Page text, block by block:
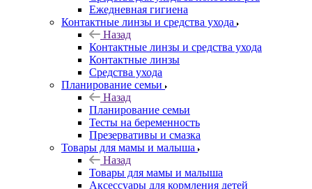
Ежедневная гигиена
Контактные линзы и средства ухода
Назад
Контактные линзы и средства ухода
Контактные линзы
Средства ухода
Планирование семьи
Назад
Планирование семьи
Тесты на беременность
Презервативы и смазка
Товары для мамы и малыша
Назад
Товары для мамы и малыша
Аксессуары для кормления детей